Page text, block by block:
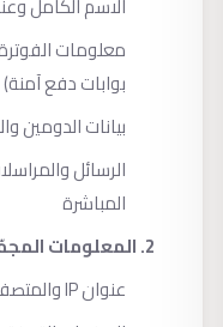
الاسم الكامل
معلومات
بوابات دفع آمنة)
بيانات الدومين
الرسائل
المباشرة
2. المعلومات المجمّعة تلقائياً:
عنوان IP والمتصفح ونظام التشغيل المستخدم